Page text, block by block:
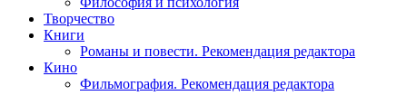
Творчество
Книги
Романы и повести. Рекомендация редактора
Кино
Фильмография. Рекомендация редактора